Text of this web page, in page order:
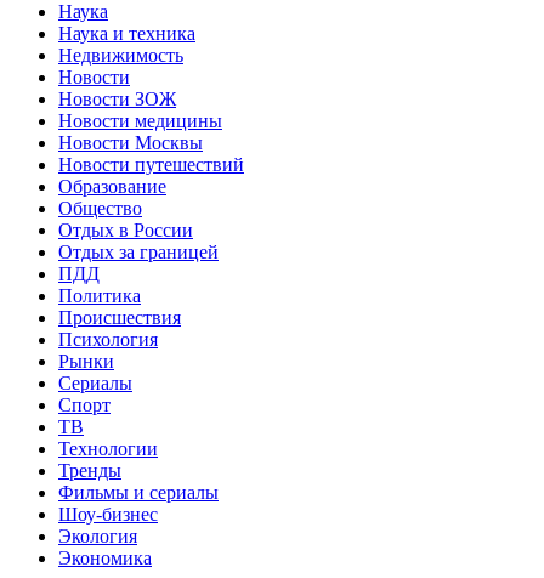
Наука
Наука и техника
Недвижимость
Новости
Новости ЗОЖ
Новости медицины
Новости Москвы
Новости путешествий
Образование
Общество
Отдых в России
Отдых за границей
ПДД
Политика
Происшествия
Психология
Рынки
Сериалы
Спорт
ТВ
Технологии
Тренды
Фильмы и сериалы
Шоу-бизнес
Экология
Экономика